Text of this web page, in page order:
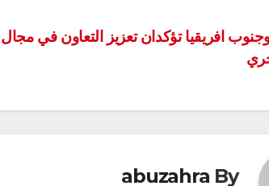
وجنوب افريقيا تؤكدان تعزيز التعاون في مجال
By
abuzahra